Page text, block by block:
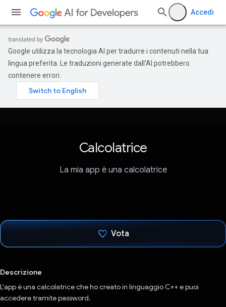
Accedi
Google utilizza la tecnologia AI per tradurre i contenuti nella tua
lingua preferita. Le traduzioni generate dall'AI potrebbero
contenere errori.
Calcolatrice
La mia app è una calcolatrice
Vota
Descrizione
L'app è una calcolatrice che ho creato in linguaggio C++ e puoi
accedere tramite password.